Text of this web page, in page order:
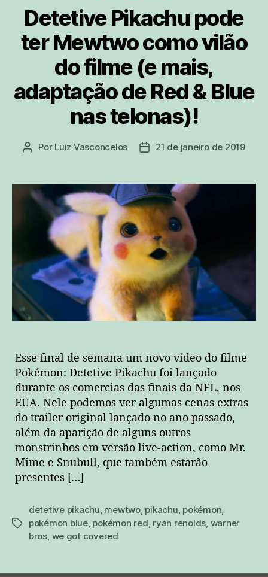
Detetive Pikachu pode
ter Mewtwo como vilão
do filme (e mais,
adaptação de Red & Blue
nas telonas)!
Autor
Por Luiz Vasconcelos
Data21 de janeiro de 2019
Esse final de semana um novo vídeo do filme
Pokémon: Detetive Pikachu foi lançado
durante os comercias das finais da NFL, nos
EUA. Nele podemos ver algumas cenas extras
do trailer original lançado no ano passado,
além da aparição de alguns outros
monstrinhos em versão live-action, como Mr.
Mime e Snubull, que também estarão
presentes […]
tags
detetive pikachu, mewtwo, pikachu, pokémon,
pokémon blue, pokémon red, ryan renolds, warner
bros, we got covered